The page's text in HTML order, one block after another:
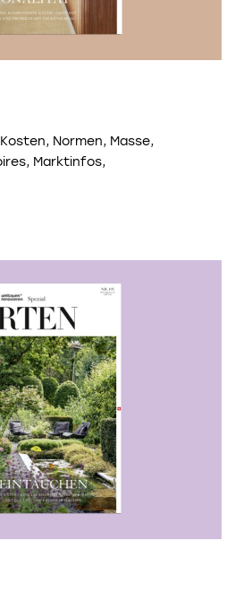
Normen, Masse,
Marktinfos,